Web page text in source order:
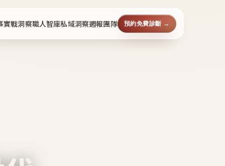
實戰洞察職人智庫私域洞察週報團隊 預約免費診斷 →